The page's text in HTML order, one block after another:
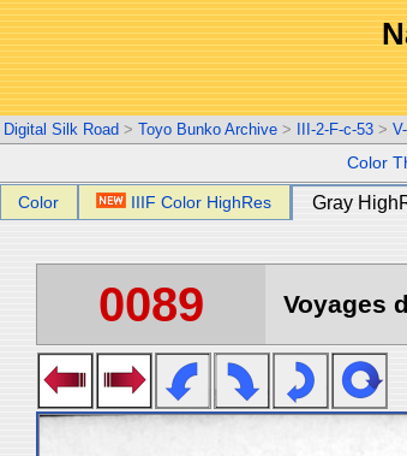
Digital Silk Road > Toyo Bunko Archive > III-2-F-c-53 >
Color
Color IIIF Color HighRes Gray
0089 Voyages